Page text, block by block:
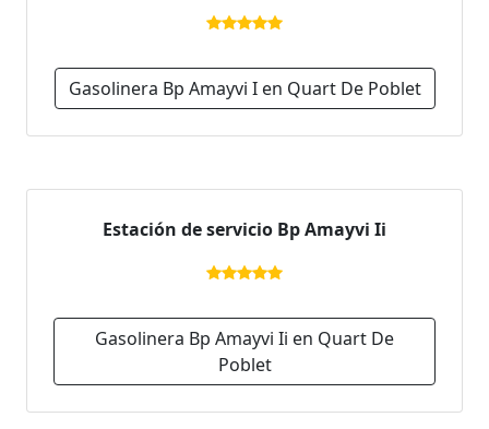
Gasolinera Bp Amayvi I en Quart De Poblet
Estación de servicio Bp Amayvi Ii
Gasolinera Bp Amayvi Ii en Quart De
Poblet